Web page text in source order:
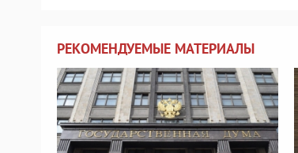
РЕКОМЕНДУЕМЫЕ МАТЕРИАЛЫ